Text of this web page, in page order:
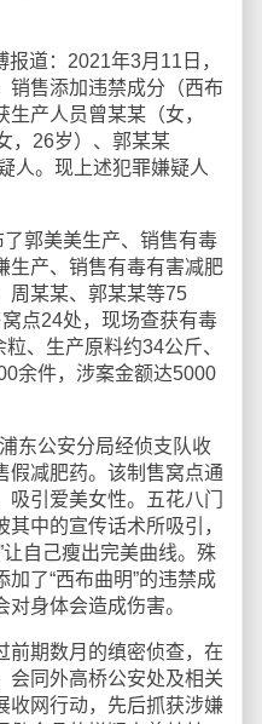
道：2021年3月11日，
销售添加违禁成分（西布
产人员曾某某（女，
，26岁）、郭某某
人。现上述犯罪嫌疑人
郭美美生产、销售有毒
生产、销售有毒有害减肥
周某某、郭某某等75
点24处，现场查获有毒
、生产原料约34公斤、
余件，涉案金额达5000
公安分局经侦支队收
假减肥药。该制售窝点通
引爱美女性。五花八门
中的宣传话术所吸引，
自己瘦出完美曲线。殊
了“西布曲明”的违禁成
身体会造成伤害。
期数月的缜密侦查，在
会同外高桥公安处及相关
收网行动，先后抓获涉嫌